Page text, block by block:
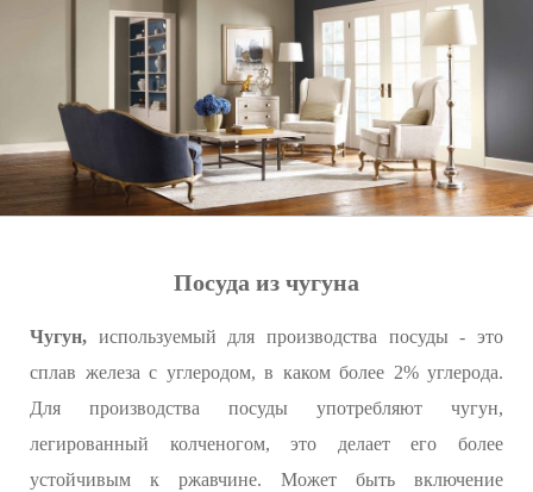
Посуда из чугуна
Чугун, используемый для производства посуды - это
сплав железа с углеродом, в каком более 2% углерода.
Для производства посуды употребляют чугун,
легированный колченогом, это делает его более
устойчивым к ржавчине. Может быть включение